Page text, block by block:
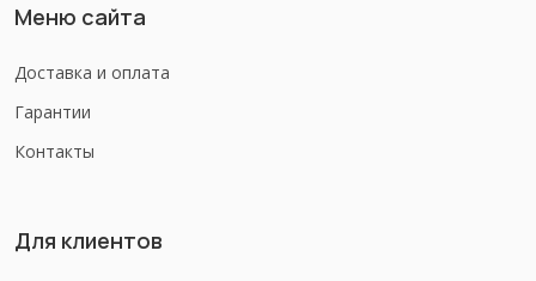
Меню сайта
Доставка и оплата
Гарантии
Контакты
Для клиентов